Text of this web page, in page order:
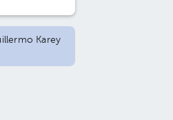
Karey